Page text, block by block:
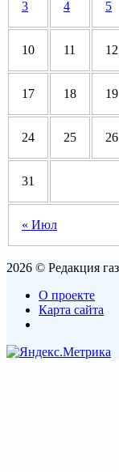
« Июл
3 4 5
10 11 12
17 18 19
24 25 26
31
2026 © Редакция
О проекте
Карта сайта